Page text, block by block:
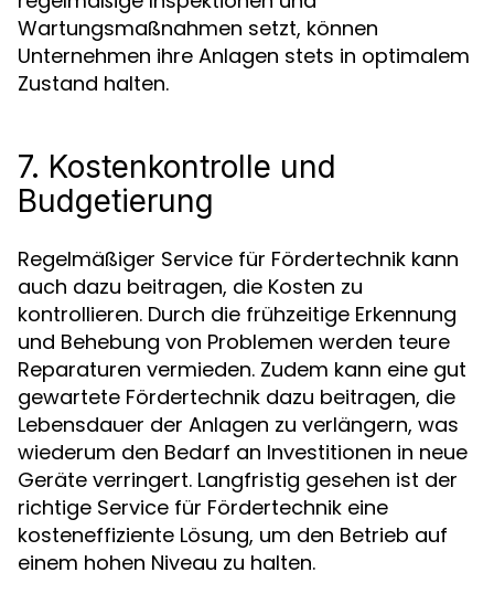
Wartungsmaßnahmen setzt, können
Unternehmen ihre Anlagen stets in optimalem
Zustand halten.
7. Kostenkontrolle und
Budgetierung
Regelmäßiger Service für Fördertechnik kann
auch dazu beitragen, die Kosten zu
kontrollieren. Durch die frühzeitige Erkennung
und Behebung von Problemen werden teure
Reparaturen vermieden. Zudem kann eine gut
gewartete Fördertechnik dazu beitragen, die
Lebensdauer der Anlagen zu verlängern, was
wiederum den Bedarf an Investitionen in neue
Geräte verringert. Langfristig gesehen ist der
richtige Service für Fördertechnik eine
kosteneffiziente Lösung, um den Betrieb auf
einem hohen Niveau zu halten.